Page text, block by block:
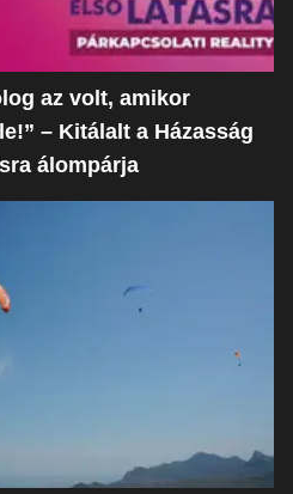
az volt, amikor
– Kitálalt a Házasság
álompárja